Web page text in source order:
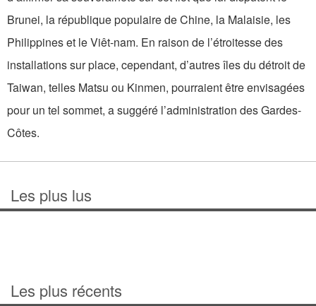
Brunei, la république populaire de Chine, la Malaisie, les
Philippines et le Viêt-nam. En raison de l’étroitesse des
installations sur place, cependant, d’autres îles du détroit de
Taiwan, telles Matsu ou Kinmen, pourraient être envisagées
pour un tel sommet, a suggéré l’administration des Gardes-
Côtes.
Les plus lus
Les plus récents